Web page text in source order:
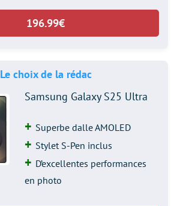
196.99€
Le choix de la rédac
Samsung Galaxy S25 Ultra
Superbe dalle AMOLED
Stylet S-Pen inclus
D’excellentes performances
en photo